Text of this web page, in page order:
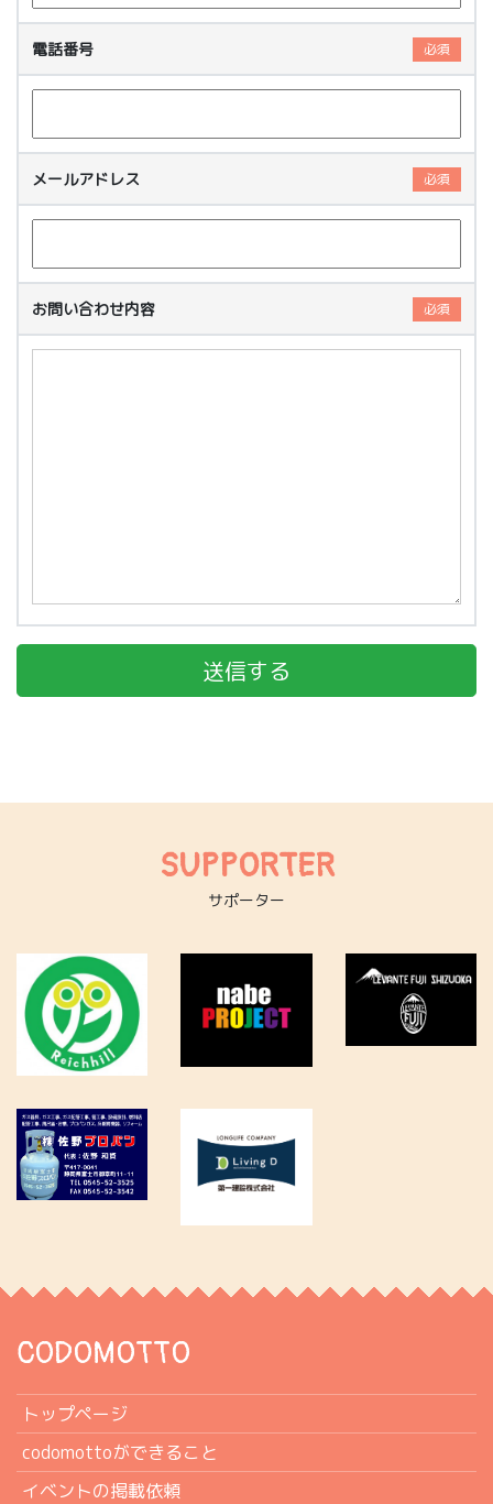
電話番号 必須
メールアドレス 必須
お問い合わせ内容 必須
SUPPORTER
サポーター
CODOMOTTO
トップページ
codomottoができること
イベントの掲載依頼